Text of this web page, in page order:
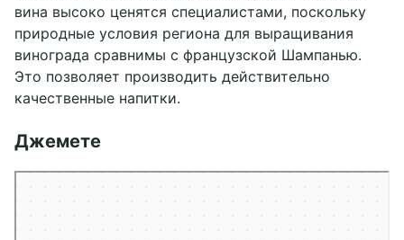
вина высоко ценятся специалистами, поскольку
природные условия региона для выращивания
винограда сравнимы с французской Шампанью.
Это позволяет производить действительно
качественные напитки.
Джемете